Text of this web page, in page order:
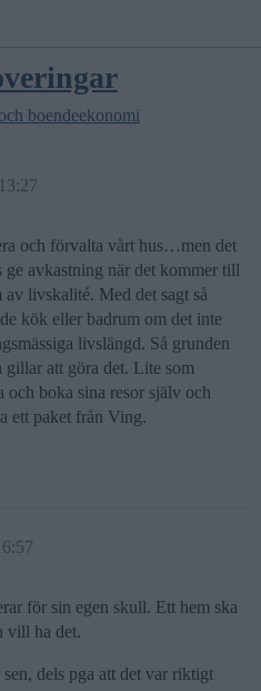
boendeekonomi
och förvalta vårt hus…men det
avkastning när det kommer till
livskalité. Med det sagt så
kök eller badrum om det inte
livslängd. Så grunden
att göra det. Lite som
och boka sina resor själv och
ett paket från Ving.
för sin egen skull. Ett hem ska
vill ha det.
dels pga att det var riktigt